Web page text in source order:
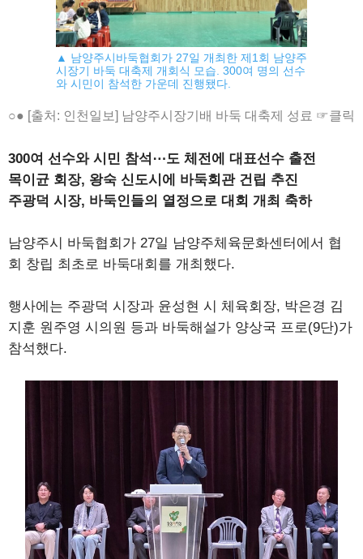
▲ 남양주시바둑협회가 27일 개최한 제1회 남양주
시장기 바둑 대축제 개회식 모습. 300여 명의 선수
와 시민이 참석한 가운데 진행됐다.
○● [출처: 인천일보] 남양주시장기배 바둑 대축제 성료 ☞클릭
300여 선수와 시민 참석⋯도 체전에 대표선수 출전
목이균 회장, 왕숙 신도시에 바둑회관 건립 추진
주광덕 시장, 바둑인들의 열정으로 대회 개최 축하
남양주시 바둑협회가 27일 남양주체육문화센터에서 협
회 창립 최초로 바둑대회를 개최했다.
행사에는 주광덕 시장과 윤성현 시 체육회장, 박은경 김
지훈 원주영 시의원 등과 바둑해설가 양상국 프로(9단)가
참석했다.